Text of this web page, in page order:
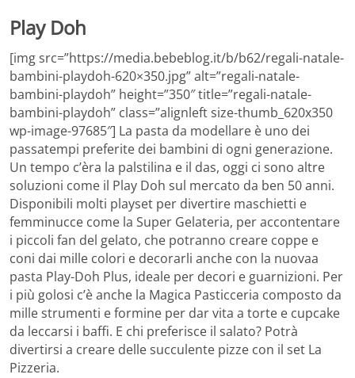
Play Doh
[img src=”https://media.bebeblog.it/b/b62/regali-natale-
bambini-playdoh-620×350.jpg” alt=”regali-natale-
bambini-playdoh” height=”350″ title=”regali-natale-
bambini-playdoh” class=”alignleft size-thumb_620x350
wp-image-97685″] La pasta da modellare è uno dei
passatempi preferite dei bambini di ogni generazione.
Un tempo c’èra la palstilina e il das, oggi ci sono altre
soluzioni come il Play Doh sul mercato da ben 50 anni.
Disponibili molti playset per divertire maschietti e
femminucce come la Super Gelateria, per accontentare
i piccoli fan del gelato, che potranno creare coppe e
coni dai mille colori e decorarli anche con la nuovaa
pasta Play-Doh Plus, ideale per decori e guarnizioni. Per
i più golosi c’è anche la Magica Pasticceria composto da
mille strumenti e formine per dar vita a torte e cupcake
da leccarsi i baffi. E chi preferisce il salato? Potrà
divertirsi a creare delle succulente pizze con il set La
Pizzeria.